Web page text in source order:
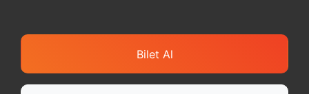
Bilet Al